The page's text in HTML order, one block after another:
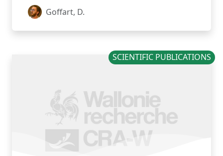
Goffart, D.
SCIENTIFIC PUBLICATIONS